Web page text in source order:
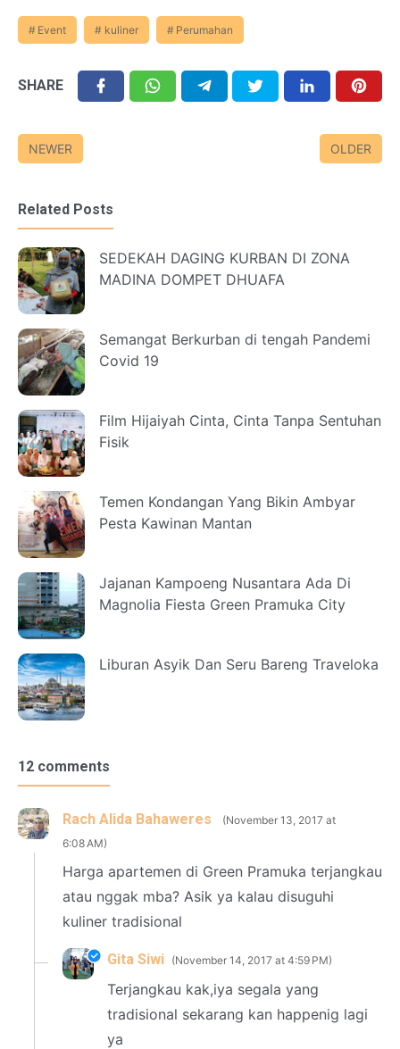
Event kuliner Perumahan
SHARE
NEWER OLDER
Related Posts
SEDEKAH DAGING KURBAN DI ZONA
MADINA DOMPET DHUAFA
Semangat Berkurban di tengah Pandemi
Covid 19
Film Hijaiyah Cinta, Cinta Tanpa Sentuhan
Fisik
Temen Kondangan Yang Bikin Ambyar
Pesta Kawinan Mantan
Jajanan Kampoeng Nusantara Ada Di
Magnolia Fiesta Green Pramuka City
Liburan Asyik Dan Seru Bareng Traveloka
12 comments
Rach Alida Bahaweres
November 13, 2017 at
6:08 AM
Harga apartemen di Green Pramuka terjangkau
atau nggak mba? Asik ya kalau disuguhi
kuliner tradisional
Gita Siwi November 14, 2017 at 4:59 PM
Terjangkau kak,iya segala yang
tradisional sekarang kan happenig lagi
ya